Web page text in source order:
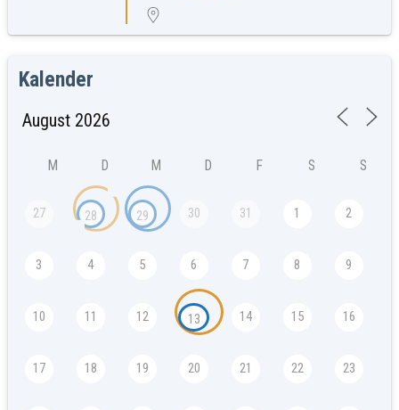
Kalender
M D M D F S S
27 28 29 30 31 1 2
3 4 5 6 7 8 9
10 11 12 13 14 15 16
17 18 19 20 21 22 23